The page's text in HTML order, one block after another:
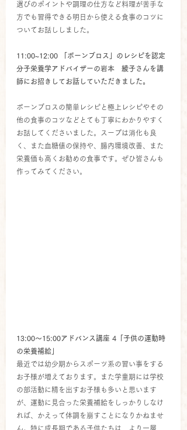
選びのポイントや調理の仕方など料理が苦手な
方でも習得できる明日から使える食事のコツに
ついてお話ししました。
11:00~12:00 「ボーンブロス」のレシピを認定
分子栄養学アドバイザーの岩本　綾子さんを講
師にお招きしてお話していただきました。
ボーンブロスの簡単レシピと極上レシピやその
他の食事のコツなどとても丁寧にわかりやすく
お話してくださいました。スープは消化も良
く、また血糖値の保持や、腸内環境改善、また
栄養価も高くお勧めの食事です。ぜひ皆さんも
作ってみてください。
13:00～15:00アドバンス講座 4「子供の運動時
の栄養補給」
最近では幼少期からスポーツ系の習い事をする
お子様が増えております。また学童期には学校
の部活動に精を出すお子様も多いと思います
が、運動に見合った栄養補給をしっかりしなけ
れば、かえって体調を崩すことになりかねませ
ん。特に成長期である子供たちは、より一層、